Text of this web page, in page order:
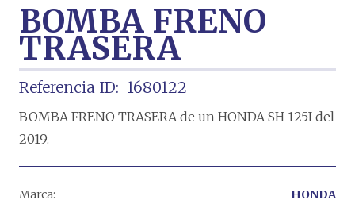
BOMBA FRENO
TRASERA
Referencia ID: 1680122
BOMBA FRENO TRASERA de un HONDA SH 125I del
2019.
Marca:
HONDA